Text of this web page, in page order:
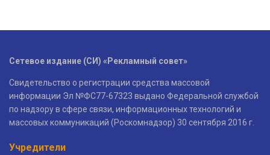
Сетевое издание (СИ) «Рекламный совет»
Свидетельство о регистрации средства массовой
информации Эл №ФС77-67323 выдано Федеральной службой
по надзору в сфере связи, информационных технологий и
массовых коммуникаций (Роскомнадзор) 30 сентября 2016 г.
Учредители